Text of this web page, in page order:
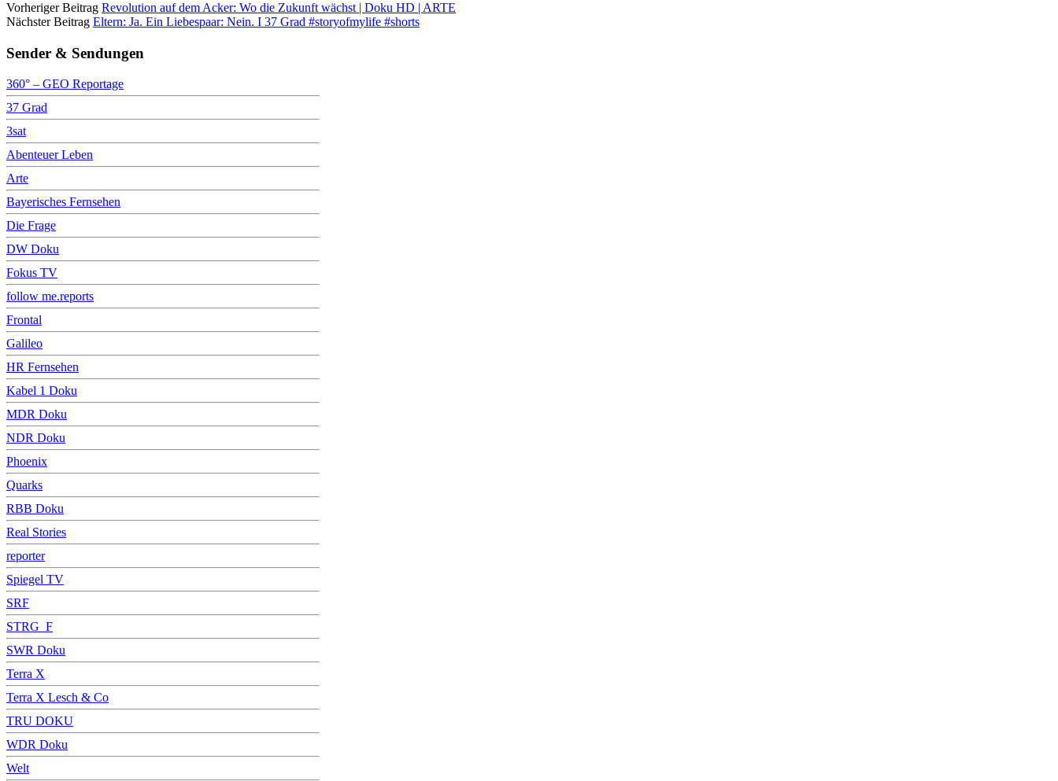
Vorheriger Beitrag Revolution auf dem Acker: Wo die Zukunft wächst | Doku HD | ARTE
Nächster Beitrag Eltern: Ja. Ein Liebespaar: Nein. I 37 Grad #storyofmylife #shorts
Sender & Sendungen
360° – GEO Reportage
37 Grad
3sat
Abenteuer Leben
Arte
Bayerisches Fernsehen
Die Frage
DW Doku
Fokus TV
follow me.reports
Frontal
Galileo
HR Fernsehen
Kabel 1 Doku
MDR Doku
NDR Doku
Phoenix
Quarks
RBB Doku
Real Stories
reporter
Spiegel TV
SRF
STRG_F
SWR Doku
Terra X
Terra X Lesch & Co
TRU DOKU
WDR Doku
Welt